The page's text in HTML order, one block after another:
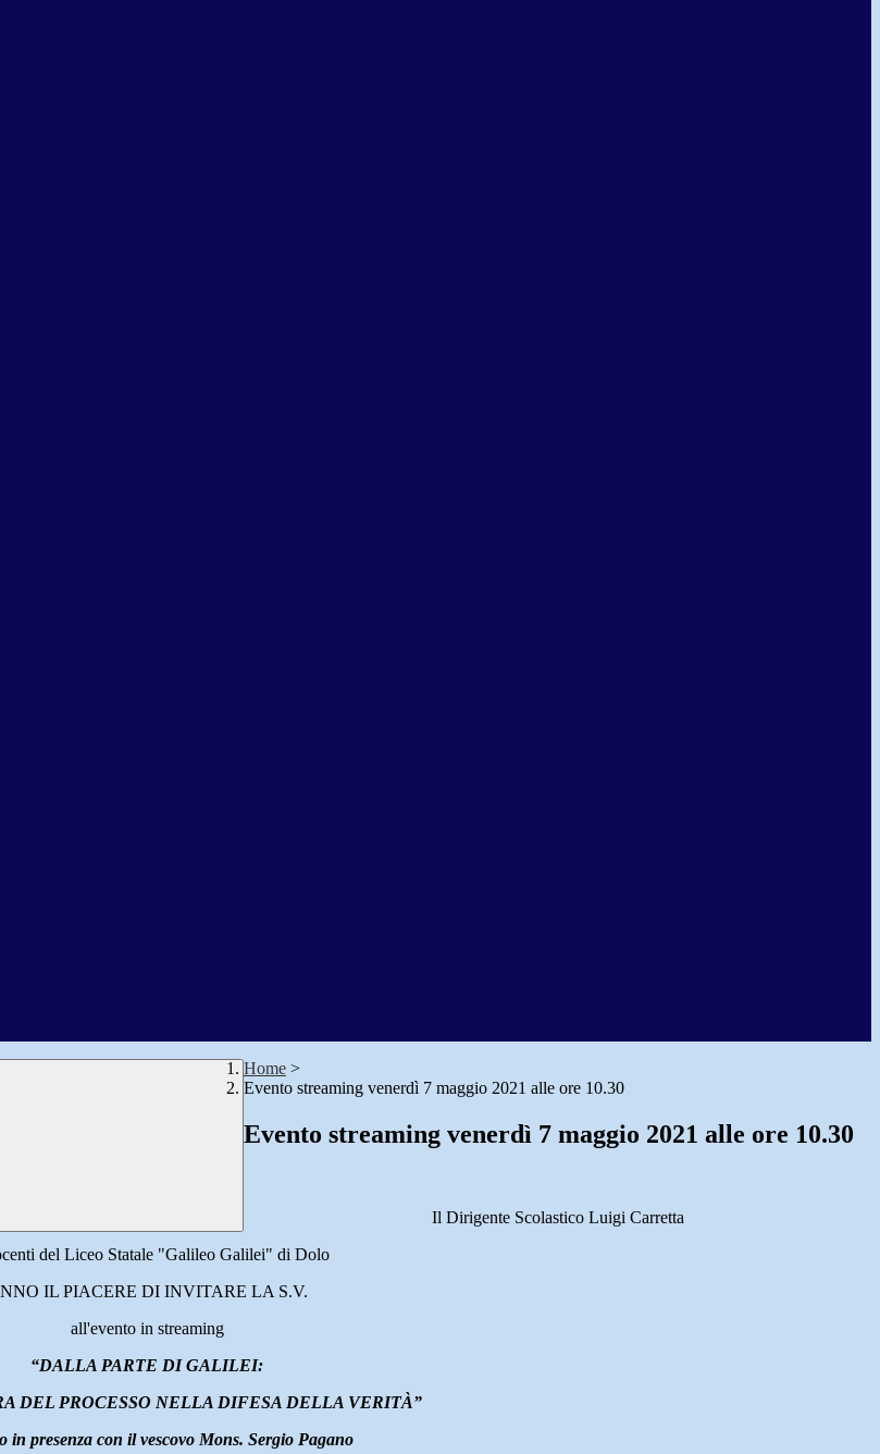
Home >
Evento streaming venerdì 7 maggio 2021 alle ore 10.30
Evento streaming venerdì 7 maggio 2021 alle ore 10.30
Il Dirigente Scolastico Luigi Carretta
del Liceo Statale "Galileo Galilei" di Dolo
IL PIACERE DI INVITARE LA S.V.
all'evento in streaming
“DALLA PARTE DI GALILEI:
DEL PROCESSO NELLA DIFESA DELLA VERITÀ”
in presenza con il vescovo Mons. Sergio Pagano